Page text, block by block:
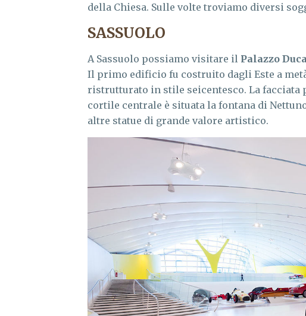
della Chiesa. Sulle volte troviamo diversi
SASSUOLO
A Sassuolo possiamo visitare il Palazzo
Il primo edificio fu costruito dagli Este a
ristrutturato in stile seicentesco. La facciata
cortile centrale è situata la fontana di
altre statue di grande valore artistico.